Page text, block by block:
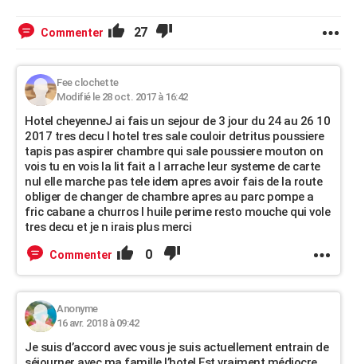
Commenter 27
Fee clochette
Modifié le 28 oct. 2017 à 16:42
Hotel cheyenneJ ai fais un sejour de 3 jour du 24 au 26 10
2017 tres decu l hotel tres sale couloir detritus poussiere
tapis pas aspirer chambre qui sale poussiere mouton on
vois tu en vois la lit fait a l arrache leur systeme de carte
nul elle marche pas tele idem apres avoir fais de la route
obliger de changer de chambre apres au parc pompe a
fric cabane a churros l huile perime resto mouche qui vole
tres decu et je n irais plus merci
Commenter 0
Anonyme
16 avr. 2018 à 09:42
Je suis d’accord avec vous je suis actuellement entrain de